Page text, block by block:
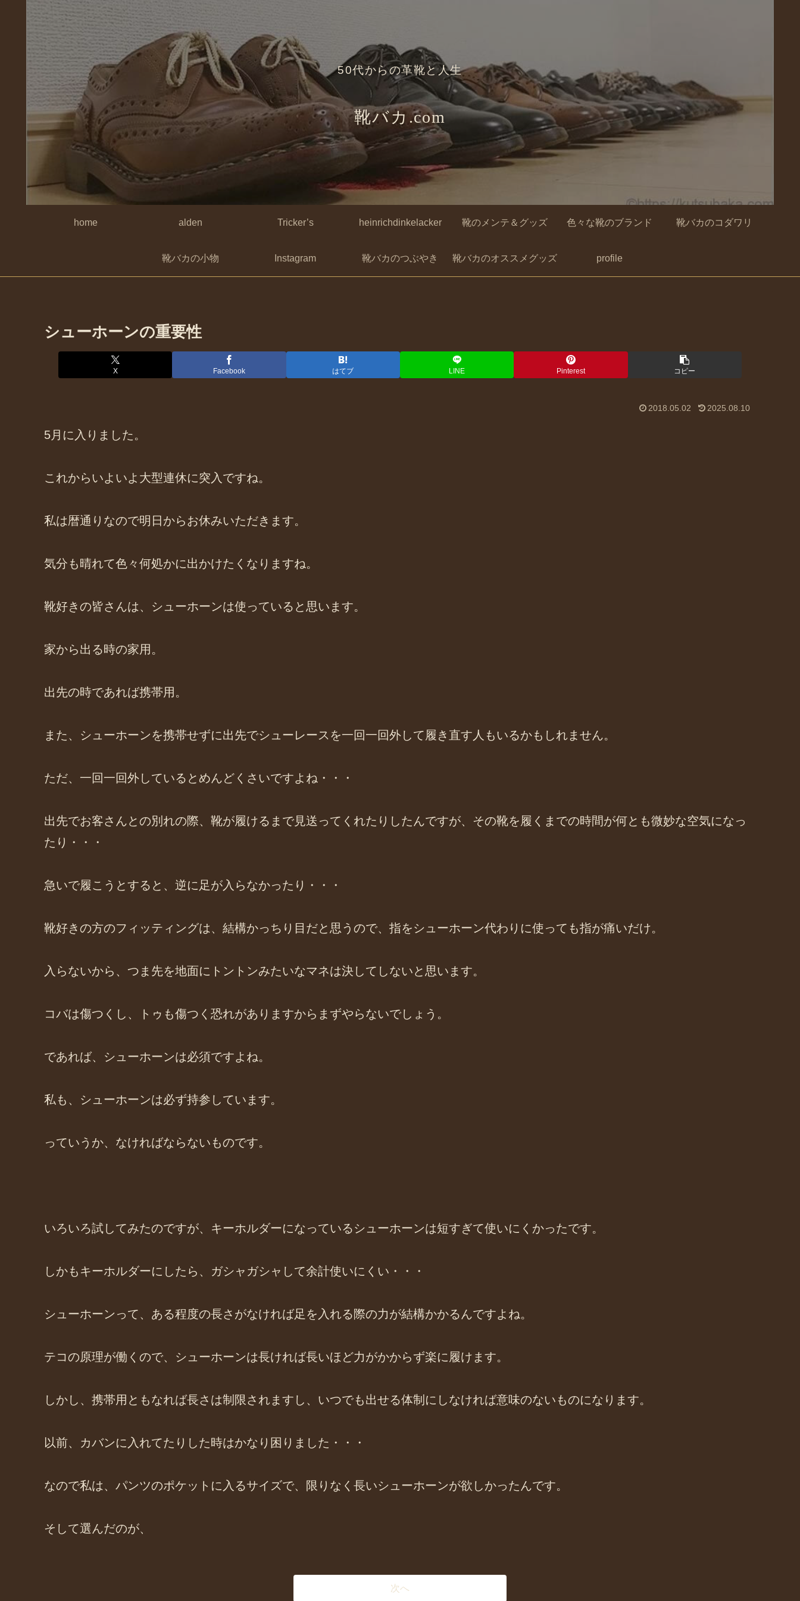
50代からの革靴と人生
靴バカ.com
home alden Tricker’s heinrichdinkelacker 靴のメンテ＆グッズ 色々な靴のブランド 靴バカのコダワリ
靴バカの小物 Instagram 靴バカのつぶやき 靴バカのオススメグッズ profile
シューホーンの重要性
X Facebook はてブ LINE Pinterest コピー
2018.05.02 2025.08.10
5月に入りました。
これからいよいよ大型連休に突入ですね。
私は暦通りなので明日からお休みいただきます。
気分も晴れて色々何処かに出かけたくなりますね。
靴好きの皆さんは、シューホーンは使っていると思います。
家から出る時の家用。
出先の時であれば携帯用。
また、シューホーンを携帯せずに出先でシューレースを一回一回外して履き直す人もいるかもしれません。
ただ、一回一回外しているとめんどくさいですよね・・・
出先でお客さんとの別れの際、靴が履けるまで見送ってくれたりしたんですが、その靴を履くまでの時間が何とも微妙な空気になっ
たり・・・
急いで履こうとすると、逆に足が入らなかったり・・・
靴好きの方のフィッティングは、結構かっちり目だと思うので、指をシューホーン代わりに使っても指が痛いだけ。
入らないから、つま先を地面にトントンみたいなマネは決してしないと思います。
コバは傷つくし、トゥも傷つく恐れがありますからまずやらないでしょう。
であれば、シューホーンは必須ですよね。
私も、シューホーンは必ず持参しています。
っていうか、なければならないものです。
いろいろ試してみたのですが、キーホルダーになっているシューホーンは短すぎて使いにくかったです。
しかもキーホルダーにしたら、ガシャガシャして余計使いにくい・・・
シューホーンって、ある程度の長さがなければ足を入れる際の力が結構かかるんですよね。
テコの原理が働くので、シューホーンは長ければ長いほど力がかからず楽に履けます。
しかし、携帯用ともなれば長さは制限されますし、いつでも出せる体制にしなければ意味のないものになります。
以前、カバンに入れてたりした時はかなり困りました・・・
なので私は、パンツのポケットに入るサイズで、限りなく長いシューホーンが欲しかったんです。
そして選んだのが、
次へ